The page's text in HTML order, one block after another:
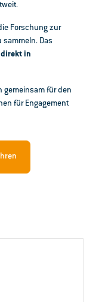
Forschung zur
Das
direkt in
gemeinsam für den
für Engagement